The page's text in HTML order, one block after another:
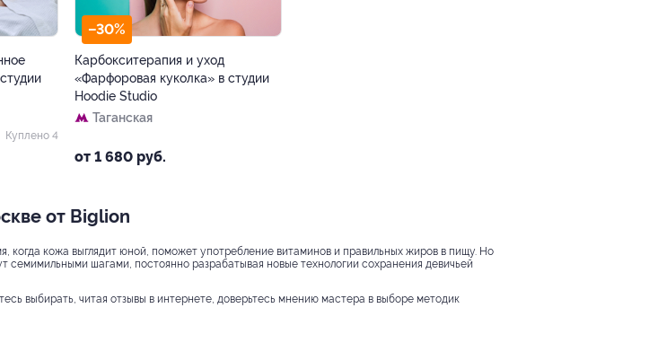
Куплено 4
–30%
Карбокситерапия и уход
«Фарфоровая куколка» в студии
Hoodie Studio
Таганская
от 1 680 руб.
от Biglion
когда кожа выглядит юной, поможет употребление витаминов и правильных жиров в пищу. Но
семимильными шагами, постоянно разрабатывая новые технологии сохранения девичьей
выбирать, читая отзывы в интернете, доверьтесь мнению мастера в выборе методик